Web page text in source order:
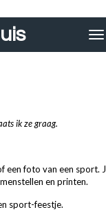
ik ze graag.
een foto van een sport.
en printen.
sport-feestje.